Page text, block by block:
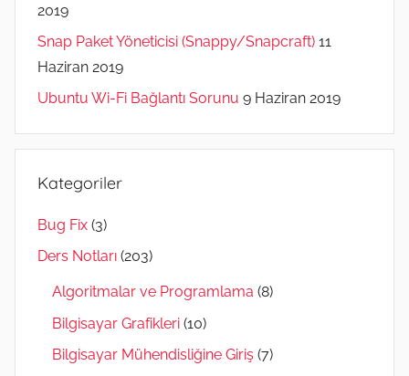
2019
Snap Paket Yöneticisi (Snappy/Snapcraft) 11
Haziran 2019
Ubuntu Wi-Fi Bağlantı Sorunu 9 Haziran 2019
Kategoriler
Bug Fix (3)
Ders Notları (203)
Algoritmalar ve Programlama (8)
Bilgisayar Grafikleri (10)
Bilgisayar Mühendisliğine Giriş (7)